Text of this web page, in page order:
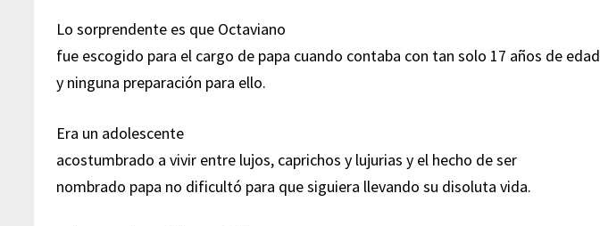
Lo sorprendente es que Octaviano
fue escogido para el cargo de papa cuando contaba con tan solo 17 años de edad
y ninguna preparación para ello.
Era un adolescente
acostumbrado a vivir entre lujos, caprichos y lujurias y el hecho de ser
nombrado papa no dificultó para que siguiera llevando su disoluta vida.